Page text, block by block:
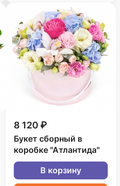
8 120 ₽
Букет сборный в
коробке "Атлантида"
В корзину